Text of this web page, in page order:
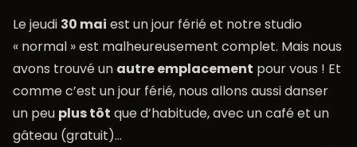
Le jeudi 30 mai est un jour férié et notre studio
« normal » est malheureusement complet. Mais nous
avons trouvé un autre emplacement pour vous ! Et
comme c’est un jour férié, nous allons aussi danser
un peu plus tôt que d’habitude, avec un café et un
gâteau (gratuit)…